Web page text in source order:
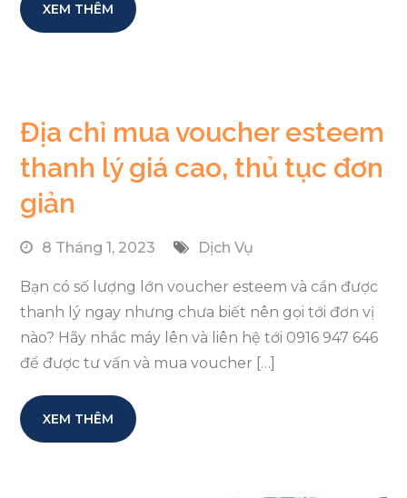
XEM THÊM
Địa chỉ mua voucher esteem
thanh lý giá cao, thủ tục đơn
giản
8 Tháng 1, 2023 Dịch Vụ
Bạn có số lượng lớn voucher esteem và cần được
thanh lý ngay nhưng chưa biết nên gọi tới đơn vị
nào? Hãy nhắc máy lên và liên hệ tới 0916 947 646
để được tư vấn và mua voucher […]
XEM THÊM